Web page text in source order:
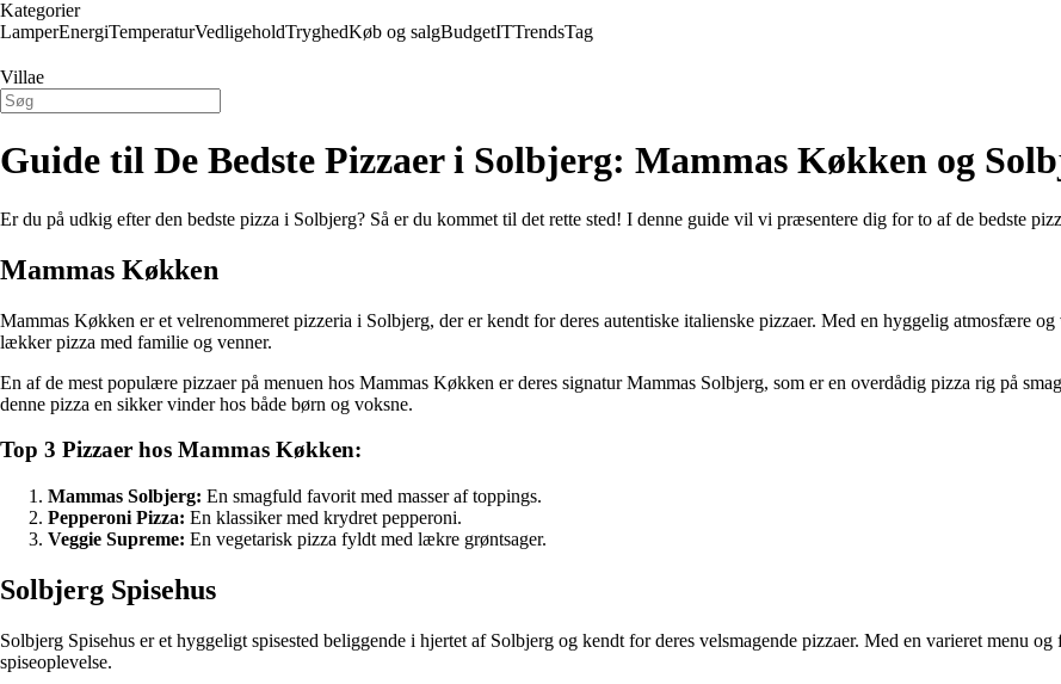
Kategorier
LamperEnergiTemperaturVedligeholdTryghedKøb og salgBudgetITTrendsTag
Villae
Guide til De Bedste Pizzaer i Solbjerg: Mammas Køkken og
Er du på udkig efter den bedste pizza i Solbjerg? Så er du kommet til det rette sted! I denne guide vil vi præsentere dig for to af de bedste
Mammas Køkken
Mammas Køkken er et velrenommeret pizzeria i Solbjerg, der er kendt for deres autentiske italienske pizzaer. Med en hyggelig atmosfære
lækker pizza med familie og venner.
En af de mest populære pizzaer på menuen hos Mammas Køkken er deres signatur Mammas Solbjerg, som er en overdådig pizza rig på
denne pizza en sikker vinder hos både børn og voksne.
Top 3 Pizzaer hos Mammas Køkken:
Mammas Solbjerg: En smagfuld favorit med masser af toppings.
Pepperoni Pizza: En klassiker med krydret pepperoni.
Veggie Supreme: En vegetarisk pizza fyldt med lækre grøntsager.
Solbjerg Spisehus
Solbjerg Spisehus er et hyggeligt spisested beliggende i hjertet af Solbjerg og kendt for deres velsmagende pizzaer. Med en varieret menu
spiseoplevelse.